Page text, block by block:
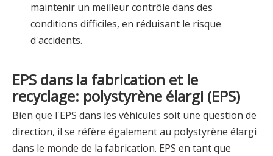
maintenir un meilleur contrôle dans des
conditions difficiles, en réduisant le risque
d'accidents.
EPS dans la fabrication et le
recyclage: polystyrène élargi (EPS)
Bien que l'EPS dans les véhicules soit une question de
direction, il se réfère également au polystyrène élargi
dans le monde de la fabrication. EPS en tant que